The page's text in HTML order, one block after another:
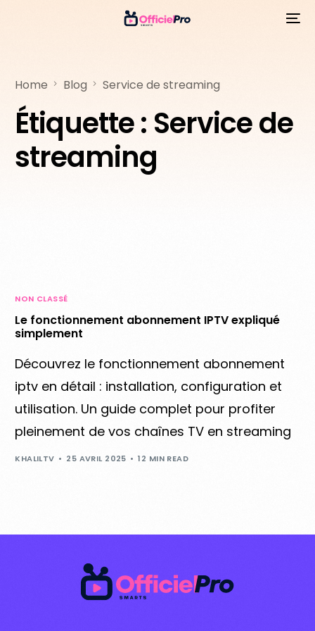
Home Blog Service de streaming
Étiquette : Service de
streaming
NON CLASSÉ
Le fonctionnement abonnement IPTV expliqué
simplement
Découvrez le fonctionnement abonnement
iptv en détail : installation, configuration et
utilisation. Un guide complet pour profiter
pleinement de vos chaînes TV en streaming
KHALILTV 25 AVRIL 2025 12 MIN READ